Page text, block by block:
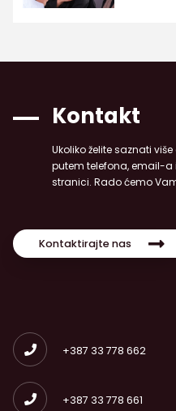
Kontakt
Ukoliko želite saznati
putem telefona, email-a
stranici. Rado ćemo
Kontaktirajte nas
+387 33 778 662
+387 33 778 661